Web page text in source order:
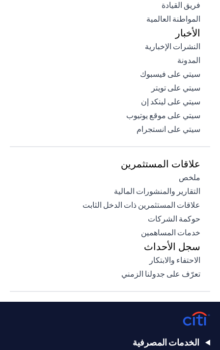
فريق القيادة
المواطنة العالمية
الأخبار
النشرات الإخبارية
المدونة
سيتي على فيسبوك
سيتي على تويتر
سيتي على لينكد إن
سيتي على موقع يوتيوب
سيتي على انستجرام
علاقات المستثمرين
ملخص
التقارير والمنشورات المالية
علاقات المستثمرين ذات الدخل الثابت
حوكمة الشركات
خدمات المساهمين
سجل الأحداث
الاحتفاء والابتكار
تعرّف على جدولنا الزمني
الخدمات المصرفية